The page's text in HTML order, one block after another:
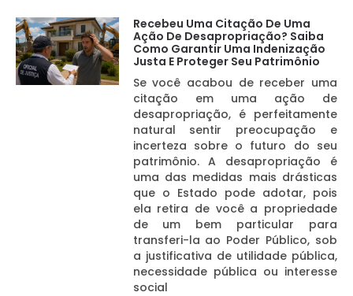
Recebeu Uma Citação De Uma
Ação De Desapropriação? Saiba
Como Garantir Uma Indenização
Justa E Proteger Seu Patrimônio
Se você acabou de receber uma
citação em uma ação de
desapropriação, é perfeitamente
natural sentir preocupação e
incerteza sobre o futuro do seu
patrimônio. A desapropriação é
uma das medidas mais drásticas
que o Estado pode adotar, pois
ela retira de você a propriedade
de um bem particular para
transferi-la ao Poder Público, sob
a justificativa de utilidade pública,
necessidade pública ou interesse
social